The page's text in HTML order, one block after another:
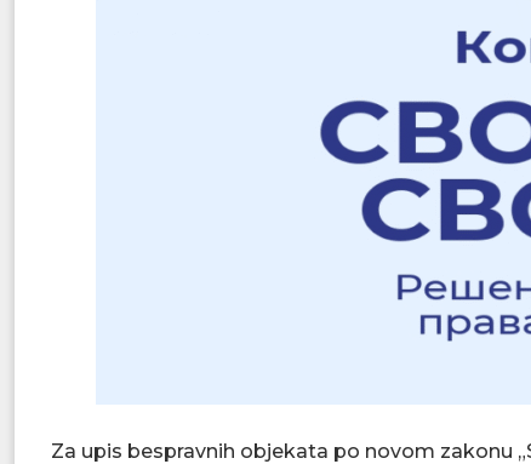
Za upis bespravnih objekata po novom zakonu